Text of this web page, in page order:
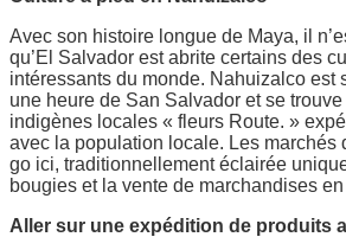
Avec son histoire longue de Maya, il
qu’El Salvador est abrite certains des
intéressants du monde. Nahuizalco est
une heure de San Salvador et se
indigènes locales « fleurs Route. »
avec la population locale. Les marchés
go ici, traditionnellement éclairée
bougies et la vente de marchandises
Aller sur une expédition de produits